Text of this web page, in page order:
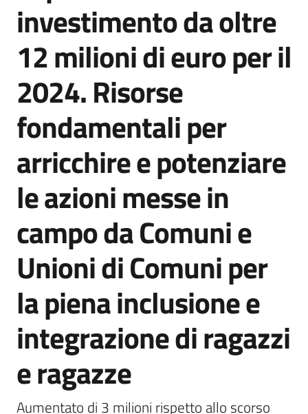
investimento da oltre
12 milioni di euro per il
2024. Risorse
fondamentali per
arricchire e potenziare
le azioni messe in
campo da Comuni e
Unioni di Comuni per
la piena inclusione e
integrazione di ragazzi
e ragazze
Aumentato di 3 milioni rispetto allo scorso